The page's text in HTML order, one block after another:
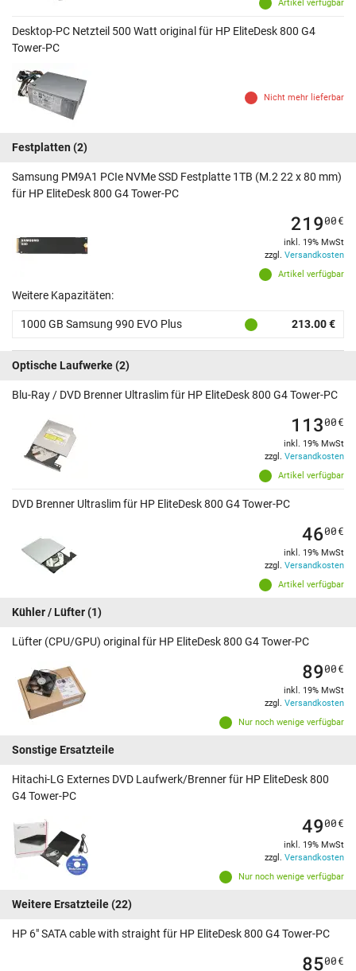
Artikel verfügbar
Desktop-PC Netzteil 500 Watt original für HP EliteDesk 800 G4
Tower-PC
Nicht mehr lieferbar
Festplatten (2)
Samsung PM9A1 PCIe NVMe SSD Festplatte 1TB (M.2 22 x 80 mm)
für HP EliteDesk 800 G4 Tower-PC
Artikel verfügbar
21900€
inkl. 19% MwSt
zzgl. Versandkosten
Weitere Kapazitäten:
1000 GB Samsung 990 EVO Plus 213.00 €
Optische Laufwerke(2)
Blu-Ray / DVD Brenner Ultraslim für HP EliteDesk 800 G4 Tower-PC
Artikel verfügbar
11300€
inkl. 19% MwSt
zzgl. Versandkosten
DVD Brenner Ultraslim für HP EliteDesk 800 G4 Tower-PC
Artikel verfügbar
4600€
inkl. 19% MwSt
zzgl. Versandkosten
Kühler / Lüfter(1)
Lüfter (CPU/GPU) original für HP EliteDesk 800 G4 Tower-PC
Nur noch wenige verfügbar
8900€
inkl. 19% MwSt
zzgl. Versandkosten
Sonstige Ersatzteile
Hitachi-LG Externes DVD Laufwerk/Brenner für HP EliteDesk 800
G4 Tower-PC
Nur noch wenige verfügbar
4900€
inkl. 19% MwSt
zzgl. Versandkosten
Weitere Ersatzteile(22)
HP 6" SATA cable with straight für HP EliteDesk 800 G4 Tower-PC
8500€